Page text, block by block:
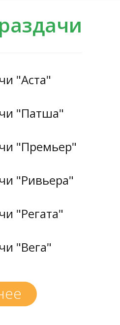
"Аста"
"Патша"
"Премьер"
"Ривьера"
"Регата"
"Вега"